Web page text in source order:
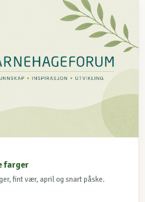
farger
fint vær, april og snart påske.